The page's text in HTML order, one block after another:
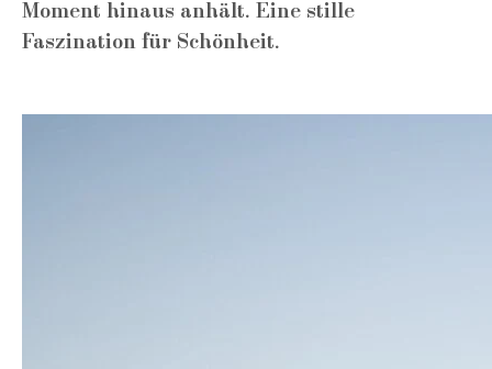
Moment hinaus anhält. Eine stille
Faszination für Schönheit.